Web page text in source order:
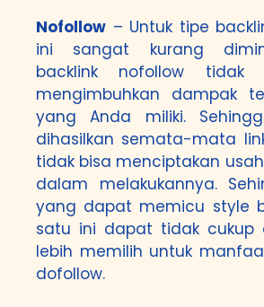
Nofollow – Untuk tipe
ini sangat kurang
backlink nofollow tidak
mengimbuhkan dampak
yang Anda miliki.
dihasilkan semata-mata
tidak bisa menciptakan
dalam melakukannya.
yang dapat memicu style
satu ini dapat tidak cukup
lebih memilih untuk
dofollow.